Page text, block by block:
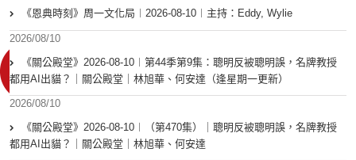
《恩典時刻》周一文化局︱2026-08-10︱主持：Eddy, Wylie
2026/08/10
《關公殿堂》2026-08-10︱第44季第9集：聰明反被聰明誤，名牌教授
都用AI出貓？｜關公殿堂｜林旭華、何安達（逢星期一更新）
2026/08/10
《關公殿堂》2026-08-10︱（第470集）｜聰明反被聰明誤，名牌教授
都用AI出貓？｜關公殿堂｜林旭華、何安達